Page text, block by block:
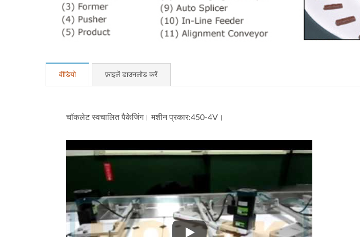
वीडियो फ़ाइलें डाउनलोड करें
चॉकलेट स्वचालित पैकेजिंग। मशीन प्रकार:450-4V।